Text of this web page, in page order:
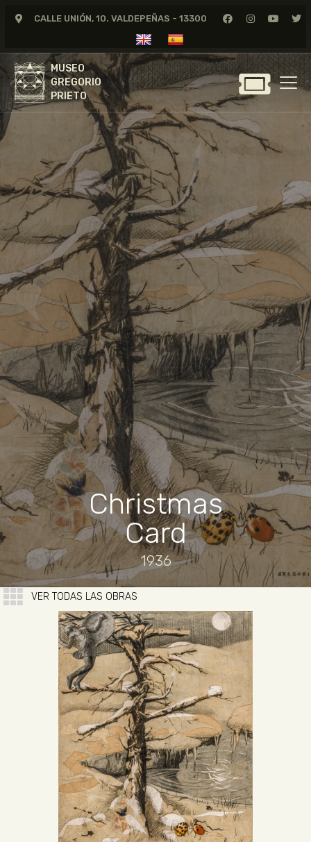
CALLE UNIÓN, 10. VALDEPEÑAS - 13300
MUSEO
GREGORIO
PRIETO
MUSEO
GREGORIO
PRIETO
GREGORIO PRIETO
MUSEO
ARCHIVO
CERTAMEN DE DIBUJO
FUNDACIÓN
TIENDA
NOTICIAS
Christmas
Card
1936
VER TODAS LAS OBRAS